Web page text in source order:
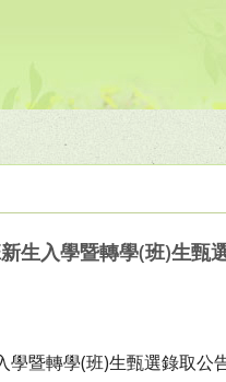
生入學暨轉學(班)生甄
暨轉學(班)生甄選錄取公